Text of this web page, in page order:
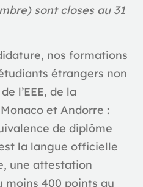
sont closes au 31
nos formations
étrangers non
l’EEE, de la
et Andorre :
de diplôme
la langue officielle
une attestation
moins 400 points au